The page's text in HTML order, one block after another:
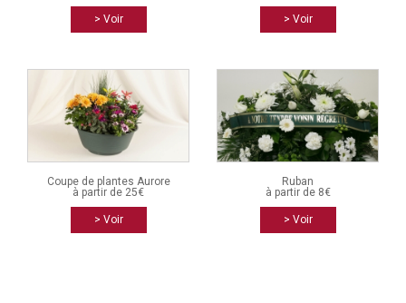
> Voir > Voir
Coupe de plantes Aurore
à partir de 25€
> Voir
Ruban
à partir de 8€
> Voir